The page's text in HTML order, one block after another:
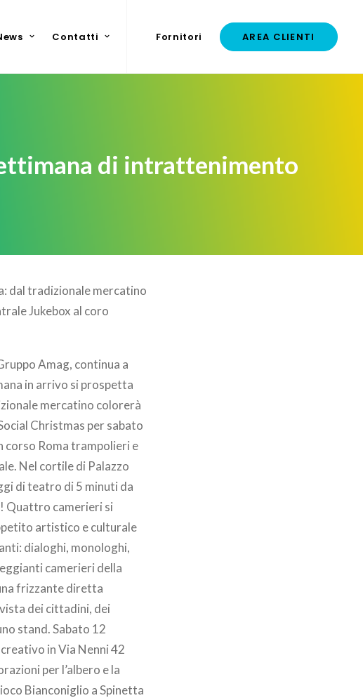
Contatti Fornitori AREA CLIENTI
di intrattenimento
dal tradizionale mercatino
Jukebox al coro
Amag, continua a
in arrivo si prospetta
mercatino colorerà
Christmas per sabato
corso Roma trampolieri e
Nel cortile di Palazzo
di teatro di 5 minuti da
Quattro camerieri si
artistico e culturale
dialoghi, monologhi,
camerieri della
frizzante diretta
dei cittadini, dei
stand. Sabato 12
in Via Nenni 42
per l’albero e la
Bianconiglio a Spinetta